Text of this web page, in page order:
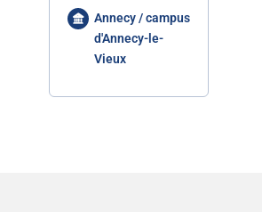
Annecy / campus
d'Annecy-le-
Vieux